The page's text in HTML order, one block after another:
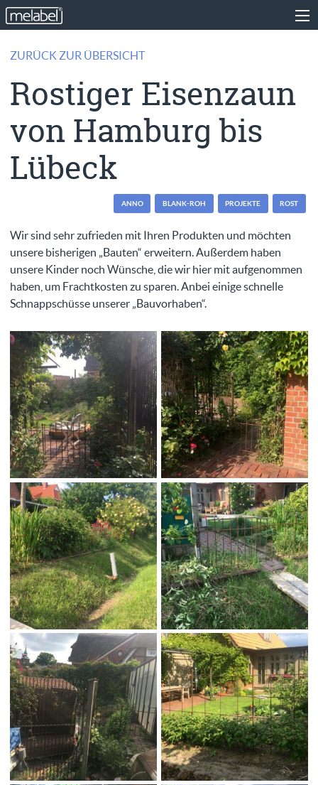
ZURÜCK ZUR ÜBERSICHT
Rostiger Eisenzaun
von Hamburg bis
Lübeck
ANNO BLANK-ROH PROJEKTE ROST
Wir sind sehr zufrieden mit Ihren Produkten und möchten
unsere bisherigen „Bauten“ erweitern. Außerdem haben
unsere Kinder noch Wünsche, die wir hier mit aufgenommen
haben, um Frachtkosten zu sparen. Anbei einige schnelle
Schnappschüsse unserer „Bauvorhaben“.